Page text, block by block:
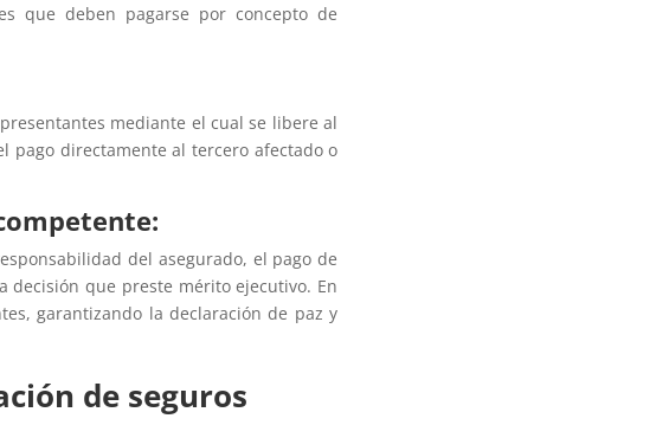
que deben pagarse por concepto de
mediante el cual se libere al
pago directamente al tercero afectado o
del asegurado, el pago de
que preste mérito ejecutivo. En
garantizando la declaración de paz y
de seguros